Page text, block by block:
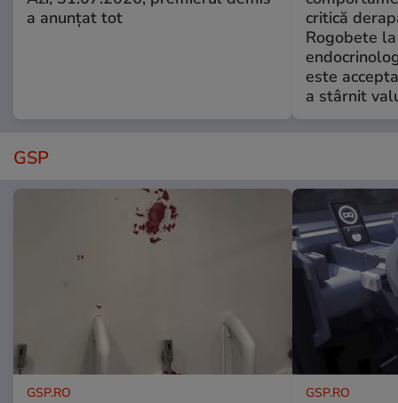
a anunțat tot
critică
Rogobete
este
a stârnit
GSP
GSP.RO GSP.RO